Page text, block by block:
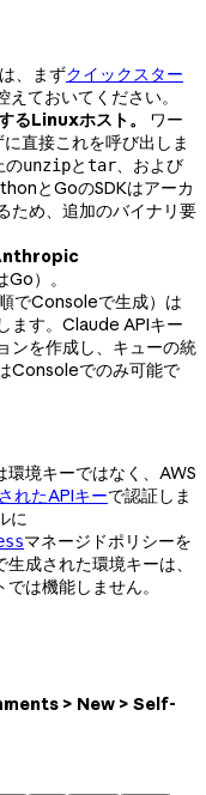
、まずクイックスター
ておいてください。
るLinuxホスト。
ワー
直接これを呼び出しま
のunzipとtar、および
とGoのSDKはアーカ
ため、追加のバイナリ要
）。
でConsoleで生成）は
ます。Claude APIキー
ンを作成し、キューの統
Consoleでのみ可能で
環境キーではなく、AWS
れたAPIキーで認証しま
に
マネージドポリシーを
成された環境キーは、
は機能しません。
> New > Self-